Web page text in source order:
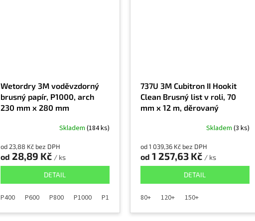
Wetordry 3M voděvzdorný
brusný papír, P1000, arch
230 mm x 280 mm
Skladem (184 ks)
od 23,88 Kč bez DPH
od 28,89 Kč / ks
DETAIL
P400 P600 P800 P1000 P1200
737U 3M Cubitron II Hookit
Clean Brusný list v roli, 70
mm x 12 m, děrovaný
Skladem (3 ks)
od 1 039,36 Kč bez DPH
od 1 257,63 Kč / ks
DETAIL
80+ 120+ 150+